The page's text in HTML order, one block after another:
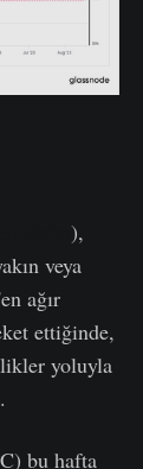
),
veya
ağır
ettiğinde,
yoluyla
bu hafta